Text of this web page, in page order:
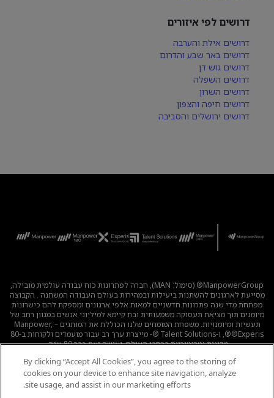
דרושים לפי איזורים
דרושים אילת והערבה
דרושים באר שבע והדרום
דרושים גוש דן
דרושים השפלה
דרושים השרון
דרושים חיפה והצפון
דרושים ירושלים והסביבה
ManpowerGroup® (סימול: MAN), חברה לפתרונות כוח עבודה עולמית מובילה,
מסייעת לארגונים להשתנות ביעילות ובמהירות בעולם העבודה המשתנה . הקבוצה
מפתחת מדי שנה פתרונות חדשניים למאות אלפי ארגונים ומספקת להם כישרונות
מיומנים תוך מציאת תעסוקה משמעותית ובת קיימא למיליוני אנשים במגוון רחב של
תעשיות ומיומנויות. משפחת המומחים שלנו הכוללת את המותגים – Manpower,
®Experis®, ו-Talent Solutions ®- מייצרת ערך רב עבור מועמדים ולקוחות ב-80
מדינות וטריטוריות ברחבי העולם, ועושה זאת כבר 80 שנה.
לכל המשרות | מדיניות הפרטיות | תנאי השימוש | נגישות
קוד אתי
|
By clicking “Accept All Cookies”, you agree to the storing of
cookies on your device to enhance site navigation, analyze
site usage, and assist in our marketing efforts.